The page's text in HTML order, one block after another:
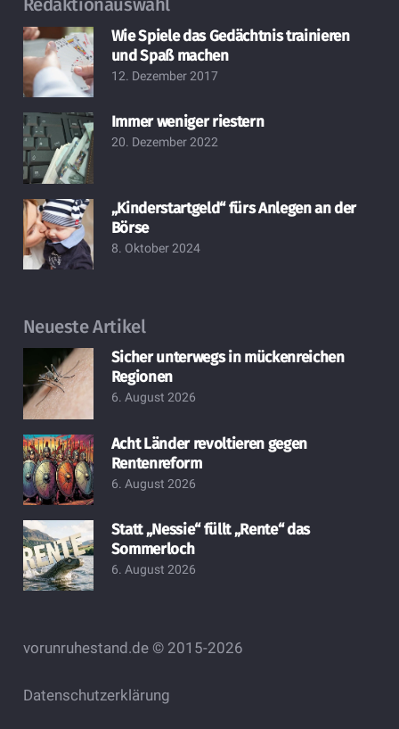
Redaktionauswahl
Wie Spiele das Gedächtnis trainieren
und Spaß machen
12. Dezember 2017
Immer weniger riestern
20. Dezember 2022
„Kinderstartgeld“ fürs Anlegen an der
Börse
8. Oktober 2024
Neueste Artikel
Sicher unterwegs in mückenreichen
Regionen
6. August 2026
Acht Länder revoltieren gegen
Rentenreform
6. August 2026
Statt „Nessie“ füllt „Rente“ das
Sommerloch
6. August 2026
vorunruhestand.de © 2015-2026
Datenschutzerklärung